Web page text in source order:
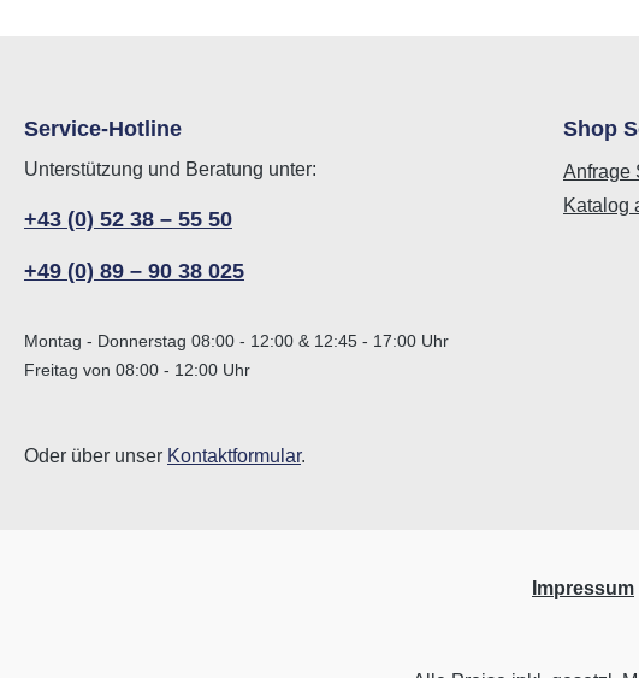
Service-Hotline
Unterstützung und Beratung unter:
+43 (0) 52 38 – 55 50
+49 (0) 89 – 90 38 025
Montag - Donnerstag 08:00 - 12:00 & 12:45 - 17:00 Uhr
Freitag von 08:00 - 12:00 Uhr
Oder über unser Kontaktformular.
Shop
Anfrage
Katalog
Impressum